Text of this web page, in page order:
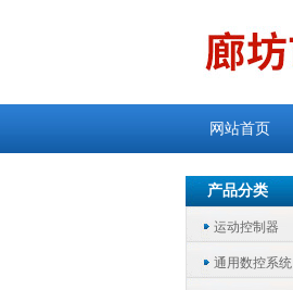
网站首页
产品分类
运动控制器
通用数控系统